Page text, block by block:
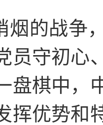
烟的战争
员守初心
盘棋中，
挥优势和